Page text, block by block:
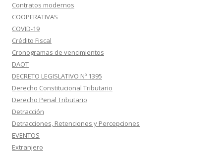
Contratos modernos
COOPERATIVAS
COVID-19
Crédito Fiscal
Cronogramas de vencimientos
DAOT
DECRETO LEGISLATIVO Nº 1395
Derecho Constitucional Tributario
Derecho Penal Tributario
Detracción
Detracciones, Retenciones y Percepciones
EVENTOS
Extranjero